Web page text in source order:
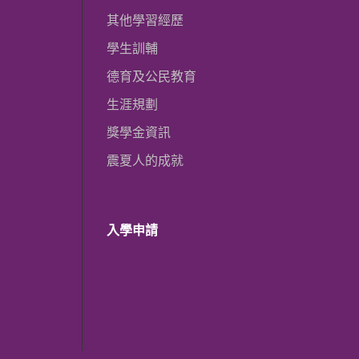
其他學習經歷
學生訓輔
德育及公民教育
生涯規劃
獎學金資訊
震夏人的成就
入學申請